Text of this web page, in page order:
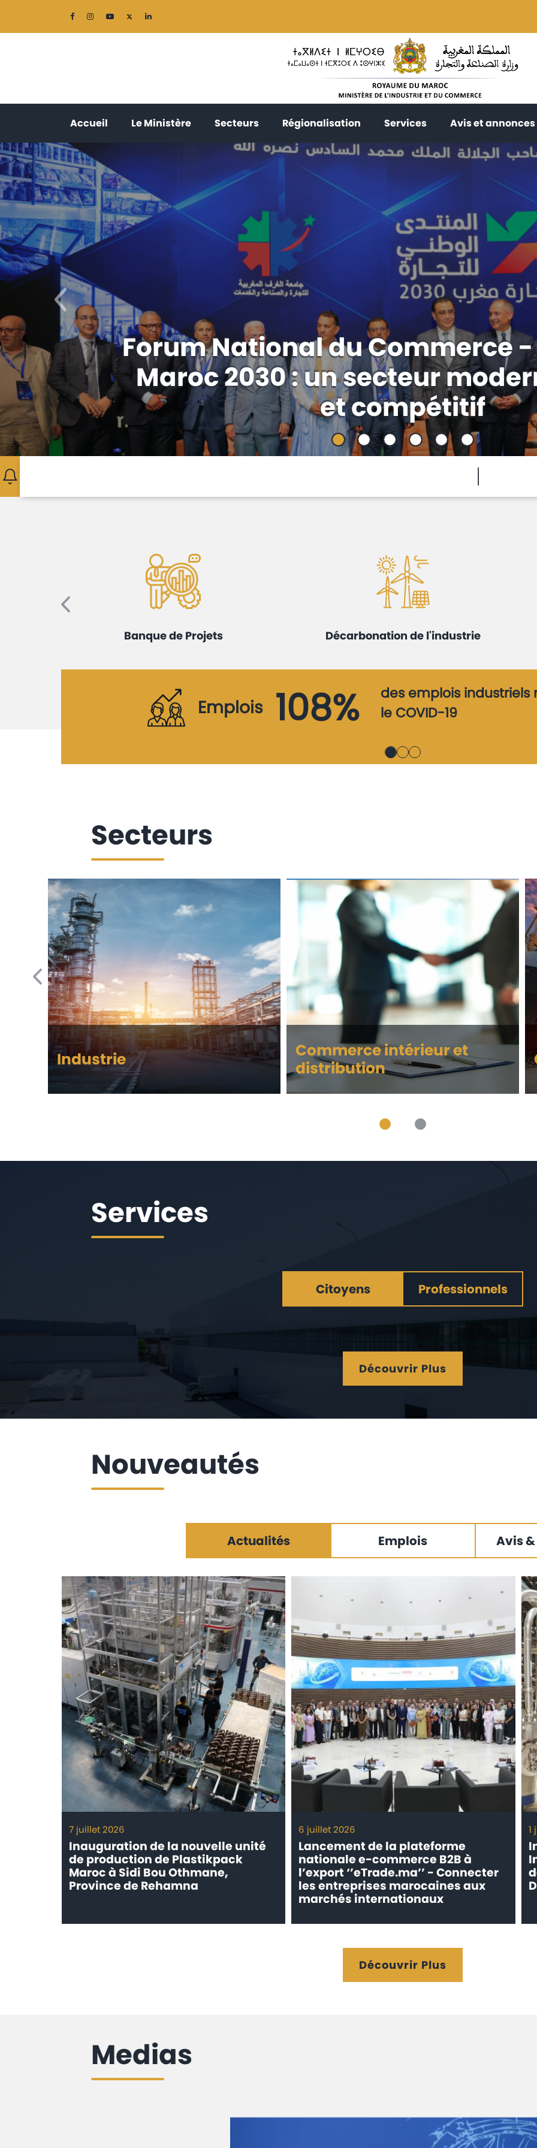
Accueil (current)
Le Ministère(current)Secteurs(current)Régionalisation (current)
Services(current)Avis et annonces
Appel à Projets 2026-2028 -
Soutien à l’Innovation :
d’appui à
Précédent
Banque de Projets Décarbonation de l'industrie
Emplois 108%
des emplois industriels
le COVID-19
Secteurs
Industrie
Commerce intérieur et
distribution
Services
Citoyens Professionnels
Découvrir Plus
Nouveautés
Actualités Emplois Avis
7 juillet 2026
Inauguration de la nouvelle unité
de production de Plastikpack
Maroc à Sidi Bou Othmane,
Province de Rehamna
6 juillet 2026
Lancement de la plateforme
nationale e-commerce B2B à
l’export ‘’eTrade.ma’’ - Connecter
les entreprises marocaines aux
marchés internationaux
1
Découvrir Plus
Medias